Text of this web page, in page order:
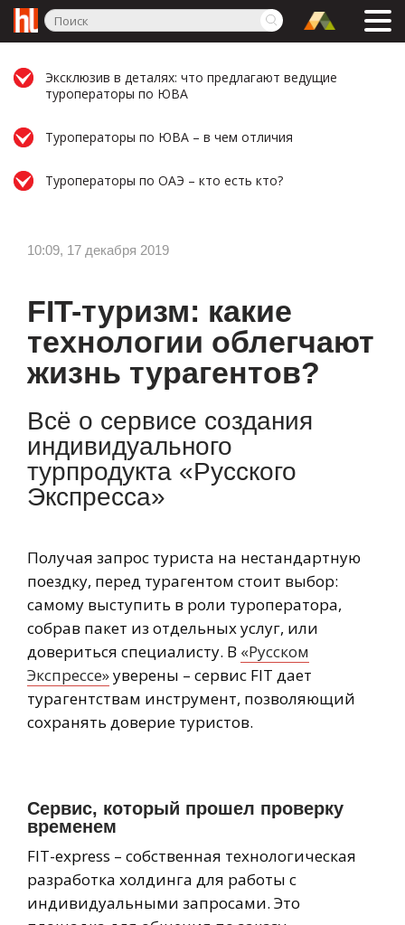
Эксклюзив в деталях: что предлагают ведущие
туроператоры по ЮВА
Туроператоры по ЮВА – в чем отличия
Туроператоры по ОАЭ – кто есть кто?
10:09, 17 декабря 2019
FIT-туризм: какие
технологии облегчают
жизнь турагентов?
Всё о сервисе создания
индивидуального
турпродукта «Русского
Экспресса»
Получая запрос туриста на нестандартную
поездку, перед турагентом стоит выбор:
самому выступить в роли туроператора,
собрав пакет из отдельных услуг, или
довериться специалисту. В «Русском
Экспрессе»уверены – сервис FIT дает
турагентствам инструмент, позволяющий
сохранять доверие туристов.
Сервис, который прошел проверку
временем
FIT-express – собственная технологическая
разработка холдинга для работы с
индивидуальными запросами. Это